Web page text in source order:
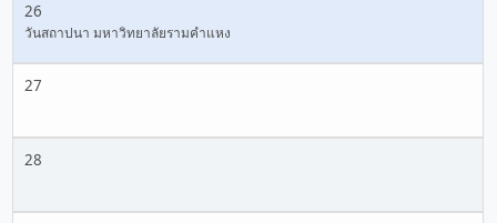
26
วันสถาปนา มหาวิทยาลัยรามคำแหง
27
28